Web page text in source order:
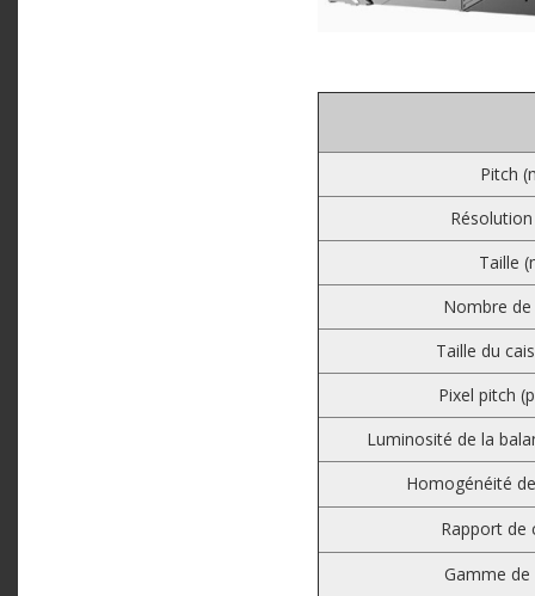
Pitch
Taille
Nombre
Taille du
Pixel pitch
Luminosité de la
Homogénéité
Rapport de
Gamme